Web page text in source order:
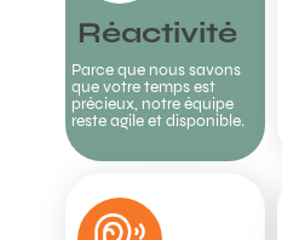
Réactivité
Parce que nous savons
que votre temps est
précieux, notre équipe
reste agile et disponible.